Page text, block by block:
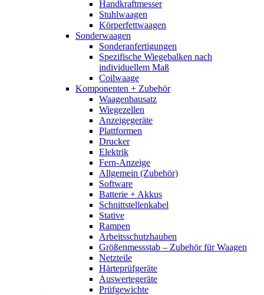
Handkraftmesser
Stuhlwaagen
Körperfettwaagen
Sonderwaagen
Sonderanfertigungen
Spezifische Wiegebalken nach
individuellem Maß
Coilwaage
Komponenten + Zubehör
Waagenbausatz
Wiegezellen
Anzeigegeräte
Plattformen
Drucker
Elektrik
Fern-Anzeige
Allgemein (Zubehör)
Software
Batterie + Akkus
Schnittstellenkabel
Stative
Rampen
Arbeitsschutzhauben
Größenmessstab – Zubehör für Waagen
Netzteile
Härteprüfgeräte
Auswertegeräte
Prüfgewichte